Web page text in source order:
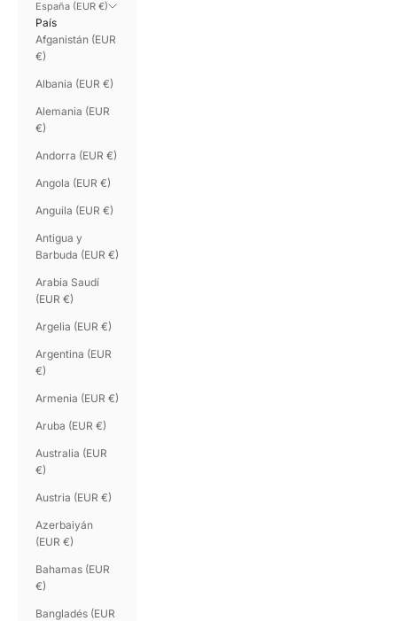
España (EUR €)
País
Afganistán (EUR
€)
Albania (EUR €)
Alemania (EUR
€)
Andorra (EUR €)
Angola (EUR €)
Anguila (EUR €)
Antigua y
Barbuda (EUR €)
Arabia Saudí
(EUR €)
Argelia (EUR €)
Argentina (EUR
€)
Armenia (EUR €)
Aruba (EUR €)
Australia (EUR
€)
Austria (EUR €)
Azerbaiyán
(EUR €)
Bahamas (EUR
€)
Bangladés (EUR